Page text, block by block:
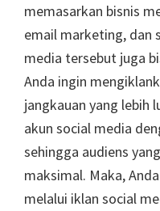
memasarkan bisnis
email marketing, dan
media tersebut juga
Anda ingin
jangkauan yang lebih
akun social media
sehingga audiens
maksimal. Maka,
melalui iklan social